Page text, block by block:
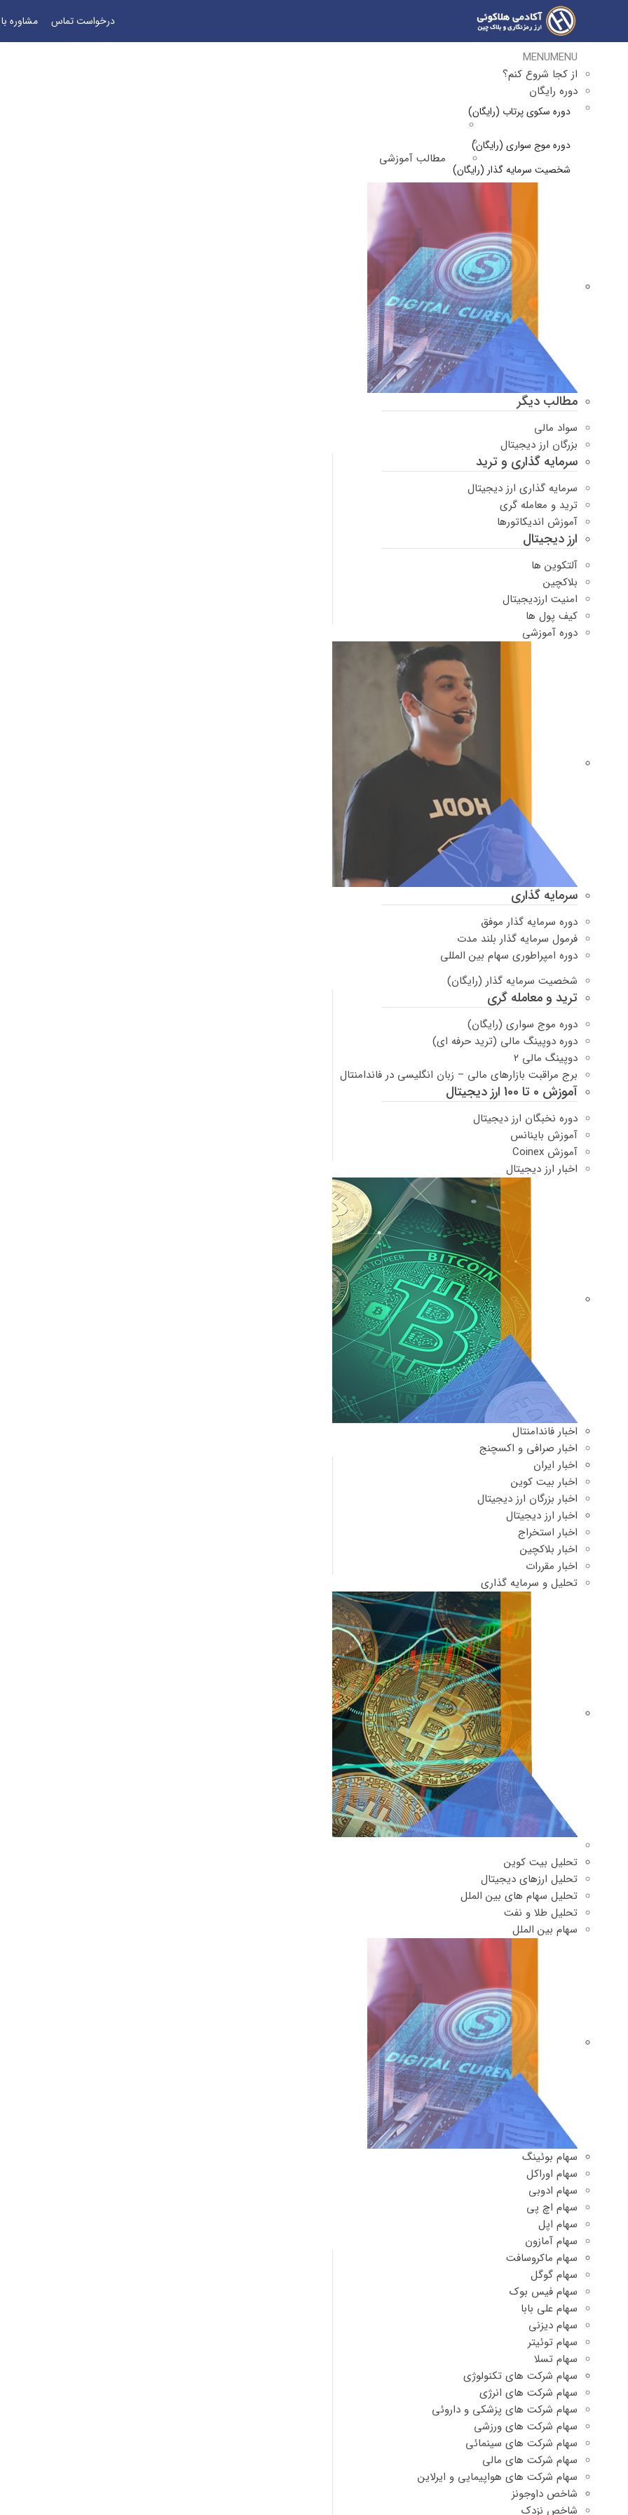
درخواست تماس مشاوره
MENUMENU
از کجا شروع کنم؟
دوره رایگان
دوره سکوی پرتاب (رایگان)
دوره موج سواری (رایگان)
شخصیت سرمایه گذار (رایگان)
مطالب آموزشی
مطالب دیگر
سواد مالی
بزرگان ارز دیجیتال
سرمایه گذاری و ترید
سرمایه گذاری ارز دیجیتال
ترید و معامله گری
آموزش اندیکاتورها
ارز دیجیتال
آلتکوین ها
بلاکچین
امنیت ارزدیجیتال
کیف پول ها
دوره‌ آموزشی
سرمایه گذاری
دوره سرمایه گذار موفق
فرمول سرمایه گذار بلند مدت
دوره امپراطوری سهام بین المللی
شخصیت سرمایه گذار (رایگان)
ترید و معامله گری
دوره موج سواری (رایگان)
دوره دوپینگ مالی (ترید حرفه ای)
دوپینگ مالی ۲
برج مراقبت بازارهای مالی – زبان انگلیسی در فاندامنتال
آموزش 0 تا 100 ارز دیجیتال
دوره نخبگان ارز دیجیتال
آموزش باینانس
آموزش Coinex
اخبار ارز دیجیتال
اخبار فاندامنتال
اخبار صرافی و اکسچنج
اخبار ایران
اخبار بیت کوین
اخبار بزرگان ارز دیجیتال
اخبار ارز دیجیتال
اخبار استخراج
اخبار بلاکچین
اخبار مقررات
تحلیل و سرمایه گذاری
تحلیل بیت کوین
تحلیل ارزهای دیجیتال
تحلیل سهام های بین الملل
تحلیل طلا و نفت
سهام بین الملل
سهام بوئینگ
سهام اوراکل
سهام ادوبی
سهام اچ پی
سهام اپل
سهام آمازون
سهام ماکروسافت
سهام گوگل
سهام فیس بوک
سهام علی بابا
سهام دیزنی
سهام توئیتر
سهام تسلا
سهام شرکت های تکنولوژی
سهام شرکت های انرژی
سهام شرکت های پزشکی و داروئی
سهام شرکت های ورزشی
سهام شرکت های سینمائی
سهام شرکت های مالی
سهام شرکت های هواپیمایی و ایرلاین
شاخص داوجونز
شاخص نزدک